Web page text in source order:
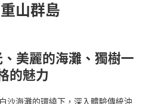
山群島
美麗的海灘、獨樹一
的魅力
沙海灘的環繞下，深入體驗傳統沖